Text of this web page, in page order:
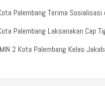
Palembang Terima
Palembang Laksanakan Cap
2 Kota Palembang Kelas